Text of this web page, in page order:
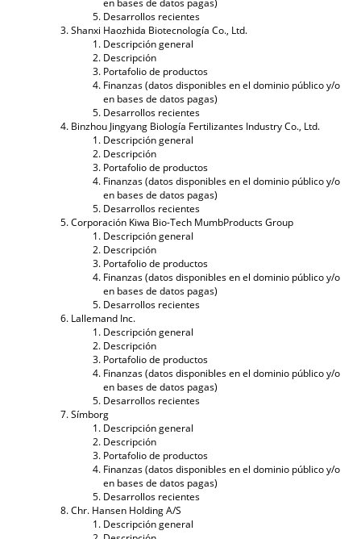
Desarrollos recientes
Shanxi Haozhida Biotecnología Co., Ltd.
Descripción general
Descripción
Portafolio de productos
Finanzas (datos disponibles en el dominio público y/o
en bases de datos pagas)
Desarrollos recientes
Binzhou Jingyang Biología Fertilizantes Industry Co., Ltd.
Descripción general
Descripción
Portafolio de productos
Finanzas (datos disponibles en el dominio público y/o
en bases de datos pagas)
Desarrollos recientes
Corporación Kiwa Bio-Tech MumbProducts Group
Descripción general
Descripción
Portafolio de productos
Finanzas (datos disponibles en el dominio público y/o
en bases de datos pagas)
Desarrollos recientes
Lallemand Inc.
Descripción general
Descripción
Portafolio de productos
Finanzas (datos disponibles en el dominio público y/o
en bases de datos pagas)
Desarrollos recientes
Símborg
Descripción general
Descripción
Portafolio de productos
Finanzas (datos disponibles en el dominio público y/o
en bases de datos pagas)
Desarrollos recientes
Chr. Hansen Holding A/S
Descripción general